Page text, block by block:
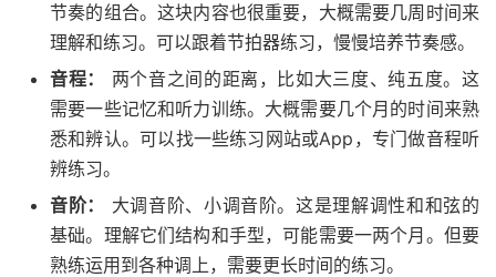
节奏的组合。这块内容也很重要，大概需要几周时间来
理解和练习。可以跟着节拍器练习，慢慢培养节奏感。
音程：
两个音之间的距离，比如大三度、纯五度。这
需要一些记忆和听力训练。大概需要几个月的时间来熟
悉和辨认。可以找一些练习网站或App，专门做音程听
辨练习。
音阶：
大调音阶、小调音阶。这是理解调性和和弦的
基础。理解它们结构和手型，可能需要一两个月。但要
熟练运用到各种调上，需要更长时间的练习。